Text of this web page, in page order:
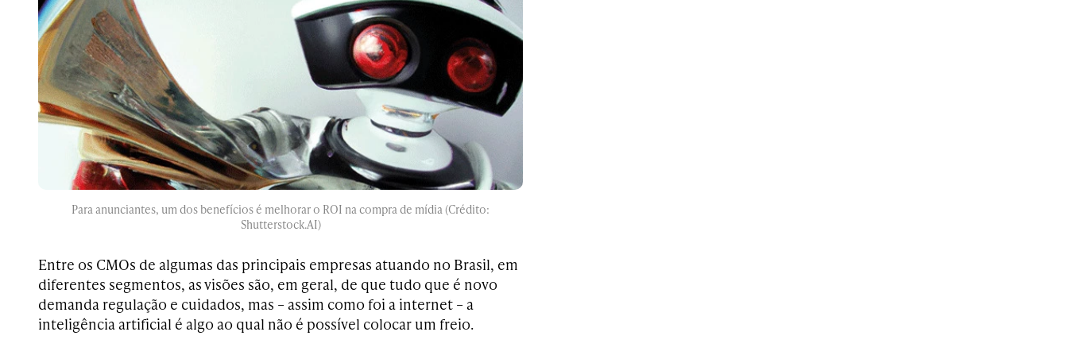
Para anunciantes, um dos benefícios é melhorar o ROI na compra de mídia (Crédito:
Shutterstock.AI)
Entre os CMOs de algumas das principais empresas atuando no Brasil, em
diferentes segmentos, as visões são, em geral, de que tudo que é novo
demanda regulação e cuidados, mas – assim como foi a internet – a
inteligência artificial é algo ao qual não é possível colocar um freio.